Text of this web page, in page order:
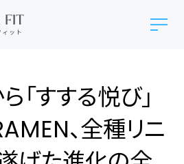
「すする悦び」
、全種リニ